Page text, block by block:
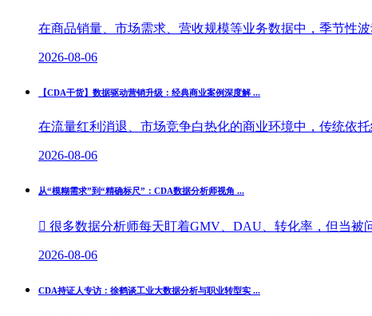
在商品销量、市场需求、营收规模等业务数据中，季节性
2026-08-06
【CDA干货】数据驱动营销升级：经典商业案例深度解 ...
在流量红利消退、市场竞争白热化的商业环境中，传统依
2026-08-06
从“模糊需求”到“精确标尺”：CDA数据分析师视角 ...
 很多数据分析师每天盯着GMV、DAU、转化率，但当被
2026-08-06
CDA持证人专访：徐鹤谈工业大数据分析与职业转型实 ...